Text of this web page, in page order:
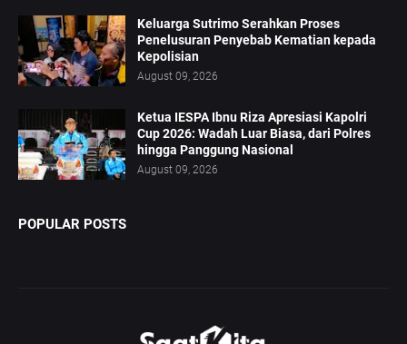
Keluarga Sutrimo Serahkan Proses
Penelusuran Penyebab Kematian kepada
Kepolisian
August 09, 2026
Ketua IESPA Ibnu Riza Apresiasi Kapolri
Cup 2026: Wadah Luar Biasa, dari Polres
hingga Panggung Nasional
August 09, 2026
POPULAR POSTS